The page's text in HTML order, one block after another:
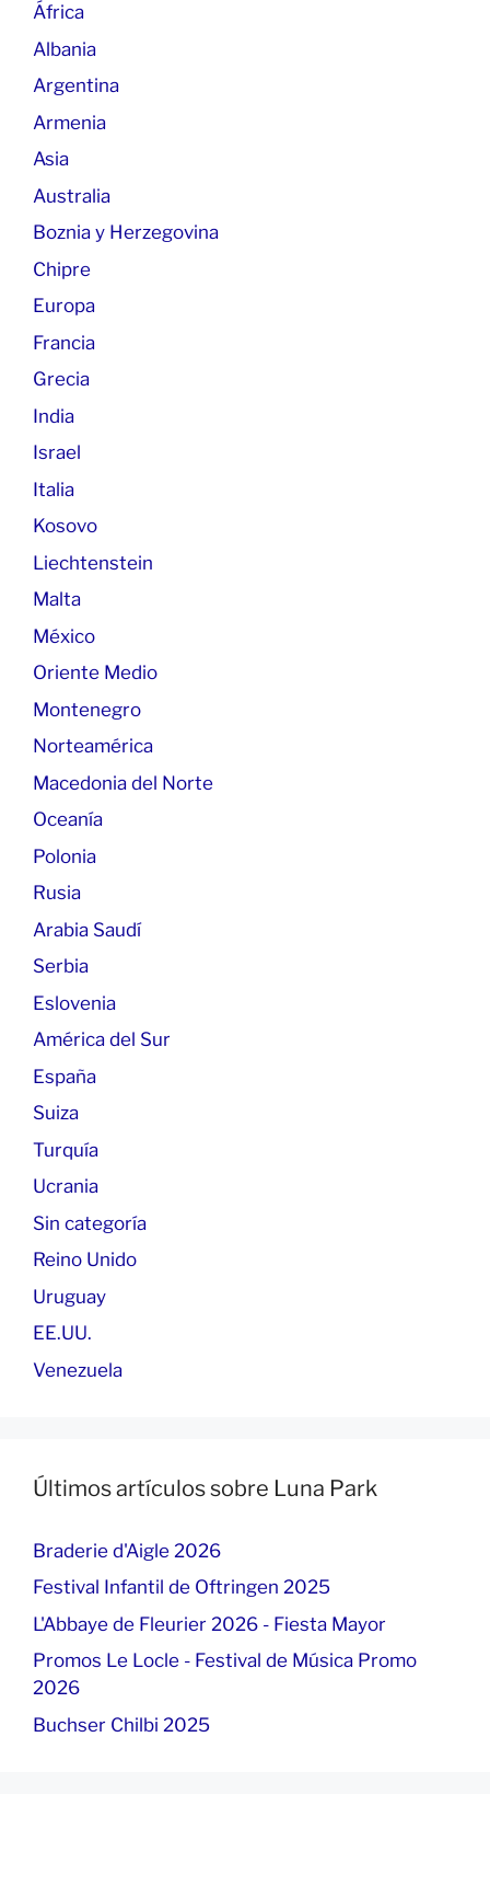
África
Albania
Argentina
Armenia
Asia
Australia
Boznia y Herzegovina
Chipre
Europa
Francia
Grecia
India
Israel
Italia
Kosovo
Liechtenstein
Malta
México
Oriente Medio
Montenegro
Norteamérica
Macedonia del Norte
Oceanía
Polonia
Rusia
Arabia Saudí
Serbia
Eslovenia
América del Sur
España
Suiza
Turquía
Ucrania
Sin categoría
Reino Unido
Uruguay
EE.UU.
Venezuela
Últimos artículos sobre Luna Park
Braderie d'Aigle 2026
Festival Infantil de Oftringen 2025
L'Abbaye de Fleurier 2026 - Fiesta Mayor
Promos Le Locle - Festival de Música Promo
2026
Buchser Chilbi 2025